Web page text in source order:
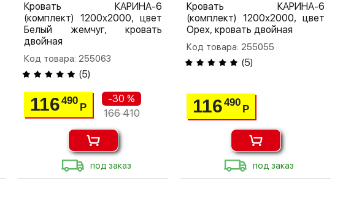
Кровать КАРИНА-6
(комплект) 1200х2000, цвет
Белый жемчуг, кровать
двойная
Код товара: 255063
(5)
116490
Р
-30 %
166 410
под заказ
Кровать КАРИНА-6
(комплект) 1200х2000, цвет
Орех, кровать двойная
Код товара: 255055
(5)
116490
Р
под заказ